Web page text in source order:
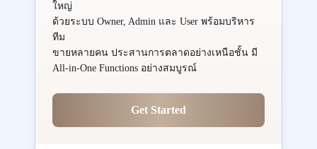
ใหญ่
ด้วยระบบ Owner, Admin และ User พร้อมบริหาร
ทีม
ขายหลายคน ประสานการตลาดอย่างเหนือชั้น มี
All-in-One Functions อย่างสมบูรณ์
Get Started